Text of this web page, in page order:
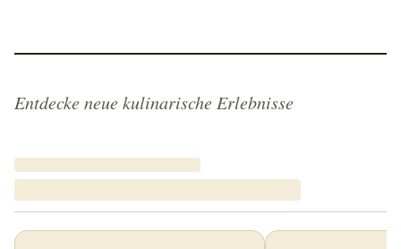
Entdecke neue kulinarische Erlebnisse